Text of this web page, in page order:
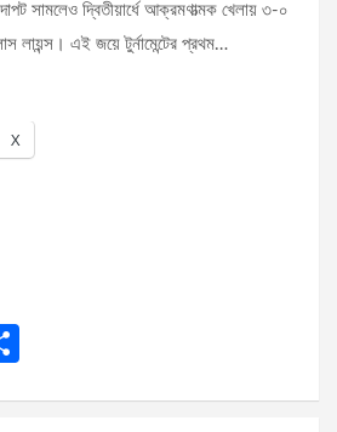
সামলেও দ্বিতীয়ার্ধে আক্রমণাত্মক খেলায় ৩-০
লায়ন্স। এই জয়ে টুর্নামেন্টের প্রথম…
X